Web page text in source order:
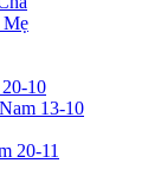
Mẹ
10
13-10
20-11